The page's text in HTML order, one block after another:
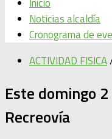
Noticias alcaldía
Cronograma de
ACTIVIDAD FISICA
Este domingo
Recreovía